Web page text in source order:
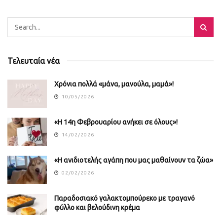
Τελευταία νέα
Χρόνια πολλά «μάνα, μανούλα, μαμά»!
10/05/2026
«Η 14η Φεβρουαρίου ανήκει σε όλους»!
14/02/2026
«Η ανιδιοτελής αγάπη που μας μαθαίνουν τα ζώα»
02/02/2026
Παραδοσιακό γαλακτομπούρεκο με τραγανό
φύλλο και βελούδινη κρέμα